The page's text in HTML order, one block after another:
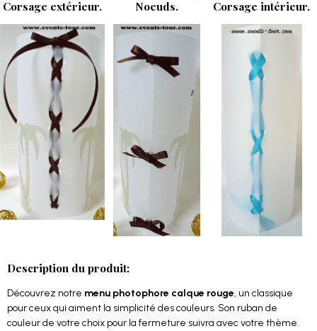
Corsage extérieur.
Noeuds.
Corsage intérieur.
Description du produit:
Découvrez notre menu photophore calque rouge, un classique
pour ceux qui aiment la simplicité des couleurs. Son ruban de
couleur de votre choix pour la fermeture suivra avec votre thème.